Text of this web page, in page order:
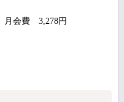
月会費 3,278円